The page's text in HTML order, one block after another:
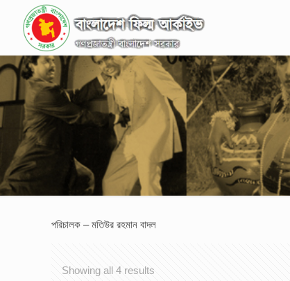
পরিচালক – মতিউর রহমান বাদল
Showing all 4 results